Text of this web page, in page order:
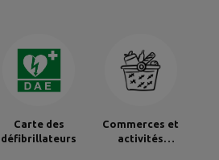
Carte des
défibrillateurs
Commerces et
activités